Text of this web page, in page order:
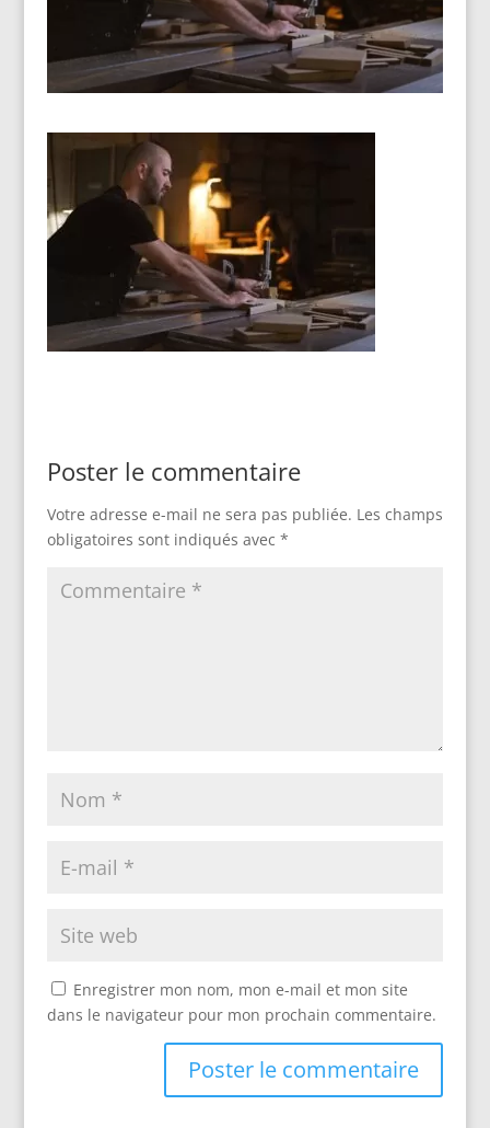
Poster le commentaire
Votre adresse e-mail ne sera pas publiée. Les champs
obligatoires sont indiqués avec *
Enregistrer mon nom, mon e-mail et mon site
dans le navigateur pour mon prochain commentaire.